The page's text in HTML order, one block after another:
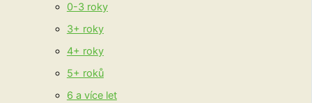
0-3 roky
3+ roky
4+ roky
5+ roků
6 a více let